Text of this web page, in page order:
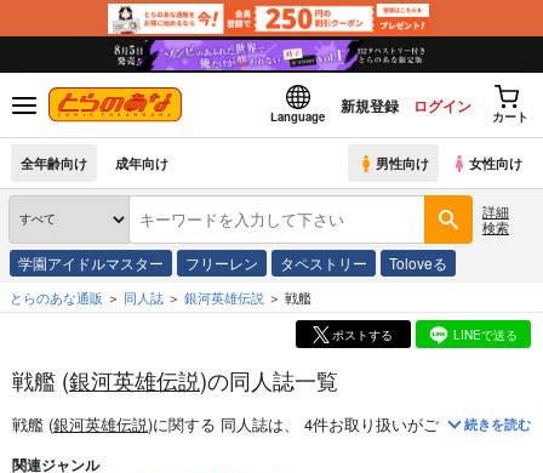
Language
新規登録 ログイン
カート
全年齢向け 成年向け 男性向け 女性向け
詳細
検索
学園アイドルマスター フリーレン タペストリー Toloveる
とらのあな通販 同人誌 銀河英雄伝説 戦艦
ポストする LINEで送る
戦艦 (銀河英雄伝説)の同人誌一覧
戦艦 (銀河英雄伝説)に関する 同人誌は、 4件お取り扱いがございます。「
続きを読む
関連ジャンル